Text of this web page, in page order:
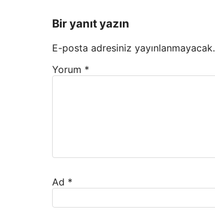
Bir yanıt yazın
E-posta adresiniz yayınlanmayacak.
Yorum *
Ad *